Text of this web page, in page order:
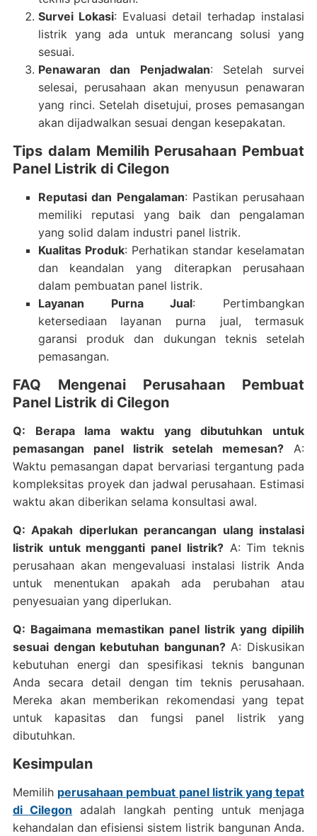
Survei Lokasi: Evaluasi detail terhadap instalasi
listrik yang ada untuk merancang solusi yang
sesuai.
Penawaran dan Penjadwalan: Setelah survei
selesai, perusahaan akan menyusun penawaran
yang rinci. Setelah disetujui, proses pemasangan
akan dijadwalkan sesuai dengan kesepakatan.
Tips dalam Memilih Perusahaan Pembuat
Panel Listrik di Cilegon
Reputasi dan Pengalaman: Pastikan perusahaan
memiliki reputasi yang baik dan pengalaman
yang solid dalam industri panel listrik.
Kualitas Produk: Perhatikan standar keselamatan
dan keandalan yang diterapkan perusahaan
dalam pembuatan panel listrik.
Layanan Purna Jual: Pertimbangkan
ketersediaan layanan purna jual, termasuk
garansi produk dan dukungan teknis setelah
pemasangan.
FAQ Mengenai Perusahaan Pembuat
Panel Listrik di Cilegon
Q: Berapa lama waktu yang dibutuhkan untuk
pemasangan panel listrik setelah memesan? A:
Waktu pemasangan dapat bervariasi tergantung pada
kompleksitas proyek dan jadwal perusahaan. Estimasi
waktu akan diberikan selama konsultasi awal.
Q: Apakah diperlukan perancangan ulang instalasi
listrik untuk mengganti panel listrik?A: Tim teknis
perusahaan akan mengevaluasi instalasi listrik Anda
untuk menentukan apakah ada perubahan atau
penyesuaian yang diperlukan.
Q: Bagaimana memastikan panel listrik yang dipilih
sesuai dengan kebutuhan bangunan?A: Diskusikan
kebutuhan energi dan spesifikasi teknis bangunan
Anda secara detail dengan tim teknis perusahaan.
Mereka akan memberikan rekomendasi yang tepat
untuk kapasitas dan fungsi panel listrik yang
dibutuhkan.
Kesimpulan
Memilih perusahaan pembuat panel listrik yang tepat
di Cilegon adalah langkah penting untuk menjaga
kehandalan dan efisiensi sistem listrik bangunan Anda.